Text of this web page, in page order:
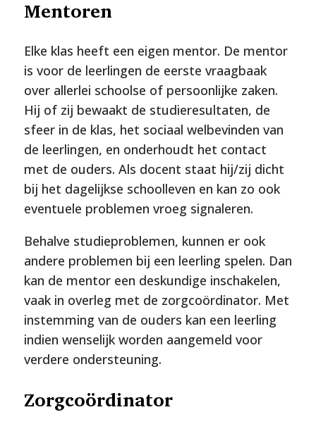
Mentoren
Elke klas heeft een eigen mentor. De mentor
is voor de leerlingen de eerste vraagbaak
over allerlei schoolse of persoonlijke zaken.
Hij of zij bewaakt de studieresultaten, de
sfeer in de klas, het sociaal welbevinden van
de leerlingen, en onderhoudt het contact
met de ouders. Als docent staat hij/zij dicht
bij het dagelijkse schoolleven en kan zo ook
eventuele problemen vroeg signaleren.
Behalve studieproblemen, kunnen er ook
andere problemen bij een leerling spelen. Dan
kan de mentor een deskundige inschakelen,
vaak in overleg met de zorgcoördinator. Met
instemming van de ouders kan een leerling
indien wenselijk worden aangemeld voor
verdere ondersteuning.
Zorgcoördinator